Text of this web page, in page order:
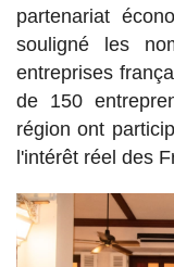
partenariat
souligné les
entreprises
de 150
région ont
l'intérêt réel des